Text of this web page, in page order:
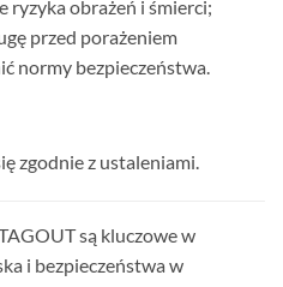
ryzyka obrażeń i śmierci;
przed porażeniem
normy bezpieczeństwa.
zgodnie z ustaleniami.
są kluczowe w
i bezpieczeństwa w